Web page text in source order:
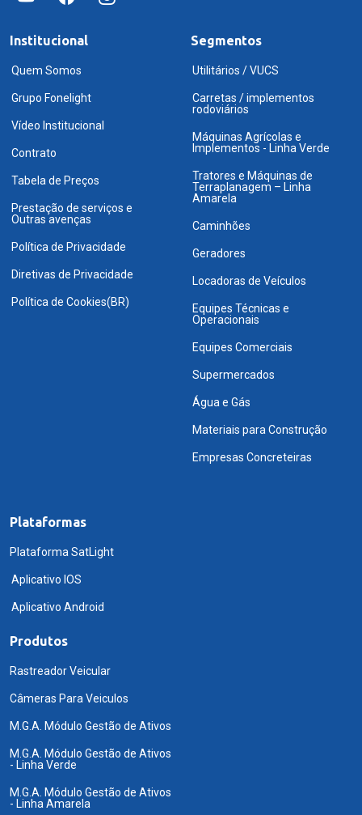
Institucional
Quem Somos
Grupo Fonelight
Vídeo Institucional
Contrato
Tabela de Preços
Prestação de serviços e
Outras avenças
Política de Privacidade
Diretivas de Privacidade
Política de Cookies(BR)
Segmentos
Utilitários / VUCS
Carretas / implementos
rodoviários
Máquinas Agrícolas e
Implementos - Linha Verde
Tratores e Máquinas de
Terraplanagem – Linha
Amarela
Caminhões
Geradores
Locadoras de Veículos
Equipes Técnicas e
Operacionais
Equipes Comerciais
Supermercados
Água e Gás
Materiais para Construção
Empresas Concreteiras
Plataformas
Plataforma SatLight
Aplicativo IOS
Aplicativo Android
Produtos
Rastreador Veicular
Câmeras Para Veiculos
M.G.A. Módulo Gestão de Ativos
M.G.A. Módulo Gestão de Ativos
- Linha Verde
M.G.A. Módulo Gestão de Ativos
- Linha Amarela